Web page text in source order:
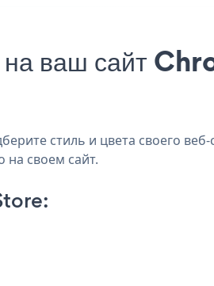
ваш сайт
стиль и цвета своего
на своем сайт.